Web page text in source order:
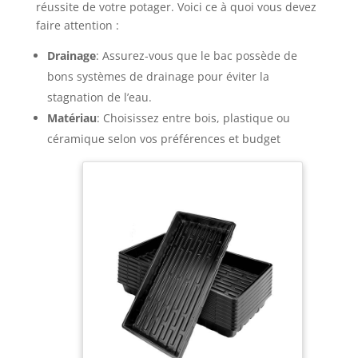
ou d'effectuer un acheminement complexe des
tuyau dans de l'eau chaude pendant environ 10
raccord. 【Nombreuses applications】Notre
système d'irrigation jardin est compatible avec la
quasi-totalité des robinets. Idéal pour les jardins,
rafraîchissement des toitures et bien plus encore.
Transformez facilement n'importe quel espace
vert en un véritable havre de paix.
réussite de votre potager. Voici ce à quoi vous devez
faire attention :
Drainage: Assurez-vous que le bac possède de
bons systèmes de drainage pour éviter la
stagnation de l’eau.
Matériau: Choisissez entre bois, plastique ou
céramique selon vos préférences et budget